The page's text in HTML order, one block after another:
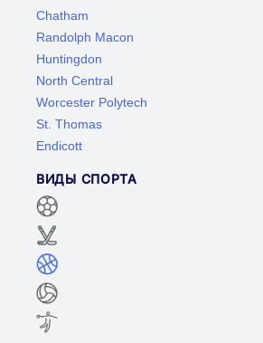
Chatham
Randolph Macon
Huntingdon
North Central
Worcester Polytech
St. Thomas
Endicott
ВИДЫ СПОРТА